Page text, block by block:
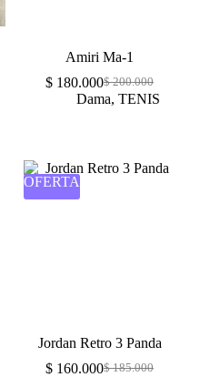
Amiri Ma-1
$200.000
$ 180.000
Dama, TENIS
OFERTA
Jordan Retro 3 Panda
$185.000
$ 160.000